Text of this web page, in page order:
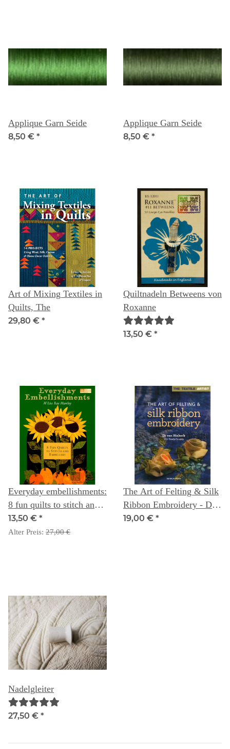
Applique Garn Seide
8,50 € *
Applique Garn Seide
8,50 € *
Art of Mixing Textiles in
Quilts, The
29,80 € *
Quiltnadeln Betweens von
Roxanne
13,50 € *
Everyday embellishments:
8 fun quilts to stitch and
embellish
13,50 € *
Alter Preis: 27,00 €
The Art of Felting & Silk
Ribbon Embroidery - Di
van Niekerk with Toody
19,00 € *
Nadelgleiter
27,50 € *